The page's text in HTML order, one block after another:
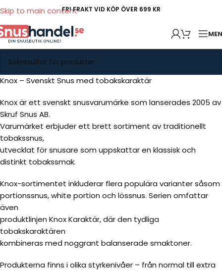
Skip to main contentFRI FRAKT VID KÖP ÖVER 699 KR
Knox – Svenskt Snus med tobakskaraktär
Knox är ett svenskt snusvarumärke som lanserades 2005 av
Skruf Snus AB.
Varumärket erbjuder ett brett sortiment av traditionellt
tobakssnus,
utvecklat för snusare som uppskattar en klassisk och
distinkt tobakssmak.
Knox-sortimentet inkluderar flera populära varianter såsom
portionssnus, white portion och lössnus. Serien omfattar
även
produktlinjen Knox Karaktär, där den tydliga
tobakskaraktären
kombineras med noggrant balanserade smaktoner.
Produkterna finns i olika styrkenivåer – från normal till extra